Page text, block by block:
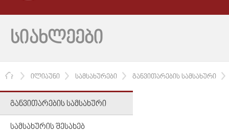
ᲡᲘᲐᲮᲚᲔᲔᲑᲘ
ᲛᲗᲐᲕᲐᲠᲘ
ᲘᲚᲘᲐᲣᲜᲘ ᲡᲐᲛᲡᲐᲮᲣᲠᲔᲑᲘ ᲒᲐᲜᲕᲘᲗᲐᲠᲔᲑᲘᲡ ᲡᲐᲛᲡᲐᲮᲣᲠᲘ
ᲒᲐᲜᲕᲘᲗᲐᲠᲔᲑᲘᲡ ᲡᲐᲛᲡᲐᲮᲣᲠᲘ
ᲡᲐᲛᲡᲐᲮᲣᲠᲘᲡ ᲨᲔᲡᲐᲮᲔᲑ